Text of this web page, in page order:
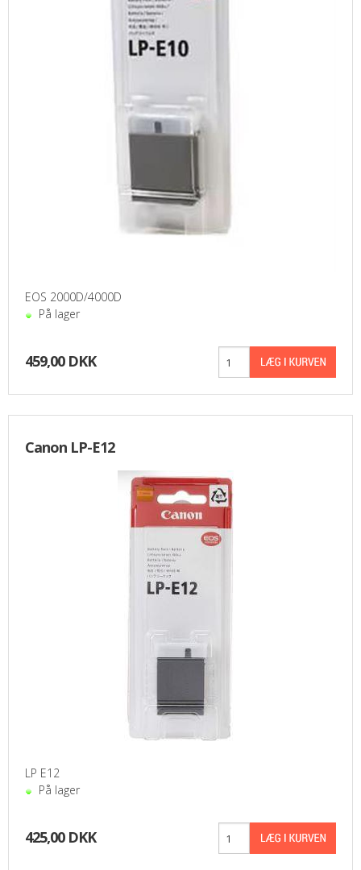
EOS 2000D/4000D
På lager
459,00 DKK
Canon LP-E12
LP E12
På lager
425,00 DKK